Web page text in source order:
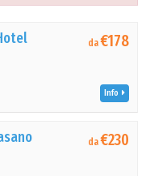
da€178
Info
da€230